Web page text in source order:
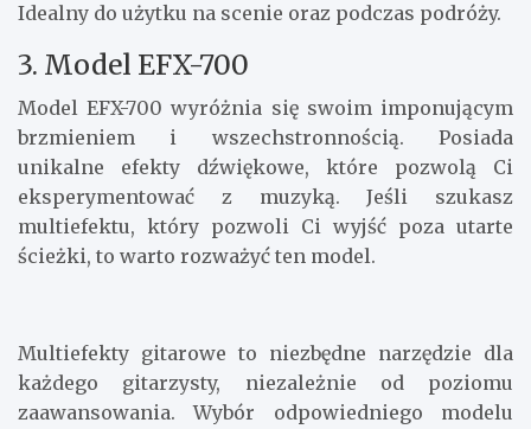
Idealny do użytku na scenie oraz podczas podróży.
3. Model EFX-700
Model EFX-700 wyróżnia się swoim imponującym
brzmieniem i wszechstronnością. Posiada
unikalne efekty dźwiękowe, które pozwolą Ci
eksperymentować z muzyką. Jeśli szukasz
multiefektu, który pozwoli Ci wyjść poza utarte
ścieżki, to warto rozważyć ten model.
Multiefekty gitarowe to niezbędne narzędzie dla
każdego gitarzysty, niezależnie od poziomu
zaawansowania. Wybór odpowiedniego modelu